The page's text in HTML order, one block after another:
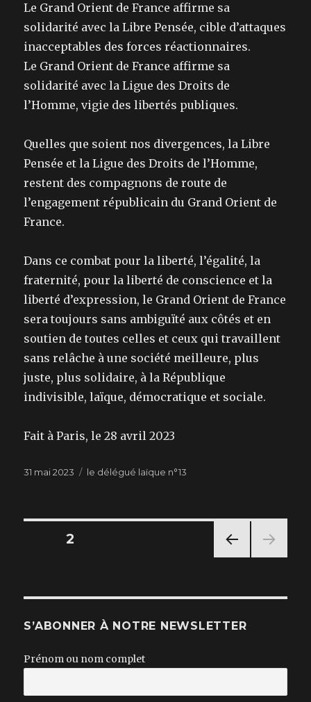
Le Grand Orient de France affirme sa
solidarité avec la Libre Pensée, cible d’attaques
inacceptables des forces réactionnaires.
Le Grand Orient de France affirme sa
solidarité avec la Ligue des Droits de
l’Homme, vigie des libertés publiques.
Quelles que soient nos divergences, la Libre
Pensée et la Ligue des Droits de l’Homme,
restent des compagnons de route de
l’engagement républicain du Grand Orient de
France.
Dans ce combat pour la liberté, l’égalité, la
fraternité, pour la liberté de conscience et la
liberté d’expression, le Grand Orient de France
sera toujours sans ambiguïté aux côtés et en
soutien de toutes celles et ceux qui travaillent
sans relâche à une société meilleure, plus
juste, plus solidaire, à la République
indivisible, laïque, démocratique et sociale.
Fait à Paris, le 28 avril 2023
Publié
31 mai 2023 Catégories
le délégué laïque n°13
Navigation
articles
ÉDE
NTE
PAGE2
S’ABONNER À NOTRE NEWSLETTER
Prénom ou nom complet